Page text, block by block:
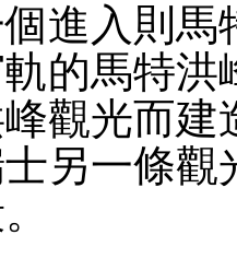
進入則馬
的馬特洪
觀光而建
另一條觀